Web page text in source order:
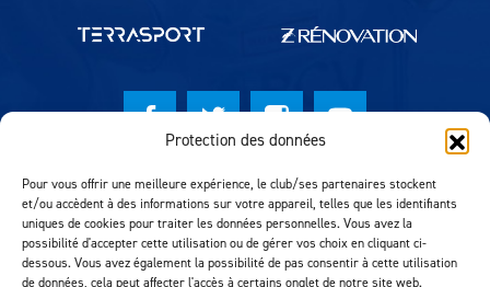
Protection des données
Pour vous offrir une meilleure expérience, le club/ses partenaires stockent
et/ou accèdent à des informations sur votre appareil, telles que les identifiants
uniques de cookies pour traiter les données personnelles. Vous avez la
possibilité d'accepter cette utilisation ou de gérer vos choix en cliquant ci-
dessous. Vous avez également la possibilité de pas consentir à cette utilisation
de données, cela peut affecter l'accès à certains onglet de notre site web.
© Lausanne Sport Football Club 2026
Réalisation MTM Agency